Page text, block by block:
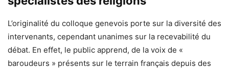
L’originalité du colloque genevois porte sur la diversité des
intervenants, cependant unanimes sur la recevabilité du
débat. En effet, le public apprend, de la voix de «
baroudeurs » présents sur le terrain français depuis des